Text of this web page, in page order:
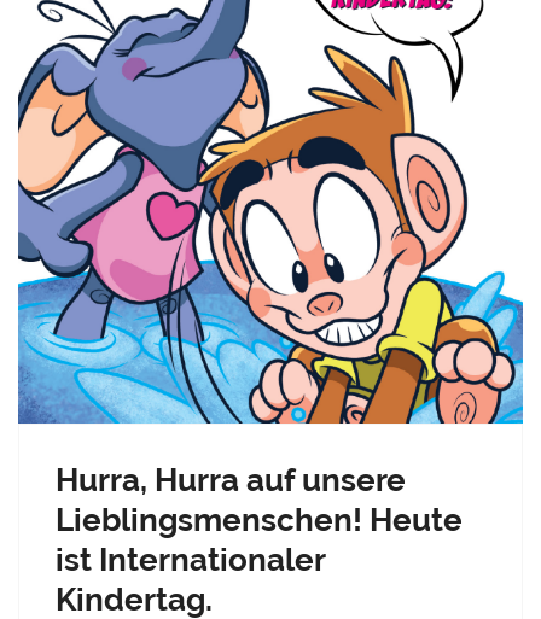
Hurra, Hurra auf unsere
Lieblingsmenschen! Heute
ist Internationaler
Kindertag.